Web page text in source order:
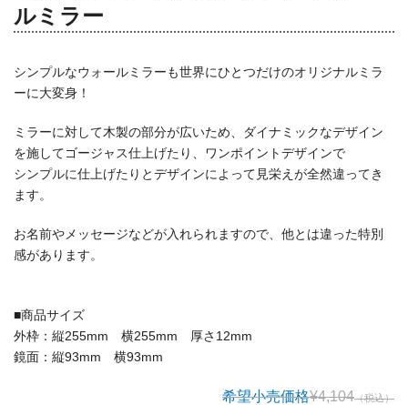
ルミラー
シンプルなウォールミラーも世界にひとつだけのオリジナルミラ
ーに大変身！
ミラーに対して木製の部分が広いため、ダイナミックなデザイン
を施してゴージャス仕上げたり、ワンポイントデザインで
シンプルに仕上げたりとデザインによって見栄えが全然違ってき
ます。
お名前やメッセージなどが入れられますので、他とは違った特別
感があります。
■商品サイズ
外枠：縦255mm 横255mm 厚さ12mm
鏡面：縦93mm 横93mm
希望小売価格¥4,104（税込）